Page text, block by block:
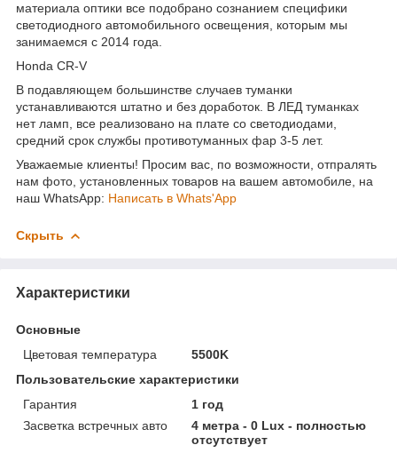
материала оптики все подобрано сознанием специфики
светодиодного автомобильного освещения, которым мы
занимаемся с 2014 года.
Honda CR-V
В подавляющем большинстве случаев туманки
устанавливаются штатно и без доработок. В ЛЕД туманках
нет ламп, все реализовано на плате со светодиодами,
средний срок службы противотуманных фар 3-5 лет.
Уважаемые клиенты! Просим вас, по возможности, отпралять
нам фото, установленных товаров на вашем автомобиле, на
наш WhatsApp: Написать в Whats'App
Скрыть
Характеристики
Основные
Цветовая температура
5500K
Пользовательские характеристики
Гарантия
1 год
Засветка встречных авто
4 метра - 0 Lux - полностью
отсутствует